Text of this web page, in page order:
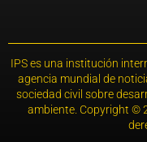
IPS es una institución
agencia mundial de
sociedad civil sobre
ambiente. Copyright ©